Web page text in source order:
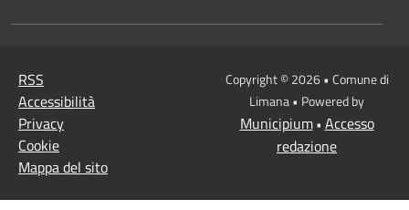
RSS
Accessibilità
Privacy
Cookie
Mappa del sito
Copyright © 2026 • Comune di
Limana • Powered by
Municipium• Accesso
redazione